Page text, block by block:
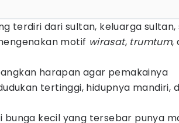
terdiri dari sultan, keluarga
motif wirasat, trumtum,
harapan agar pemakainya
tertinggi, hidupnya mandiri,
kecil yang tersebar punya